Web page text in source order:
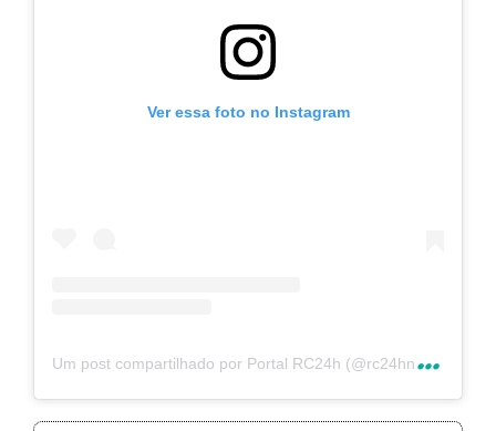
Ver essa foto no Instagram
U
m post compartilhado por Portal RC24h (@rc24hnoticias)